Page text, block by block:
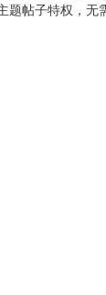
题帖子特权，无